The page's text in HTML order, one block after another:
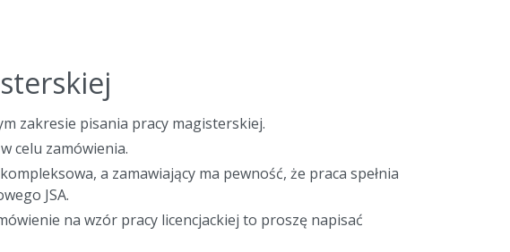
zakresie pisania pracy magisterskiej.
celu zamówienia.
a zamawiający ma pewność, że praca spełnia
JSA.
na wzór pracy licencjackiej to proszę napisać